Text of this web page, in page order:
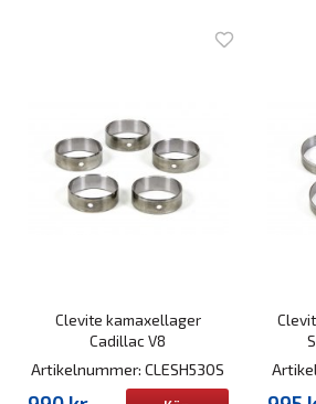
Clevite kamaxellager
Cadillac V8
Artikelnummer: CLESH530S